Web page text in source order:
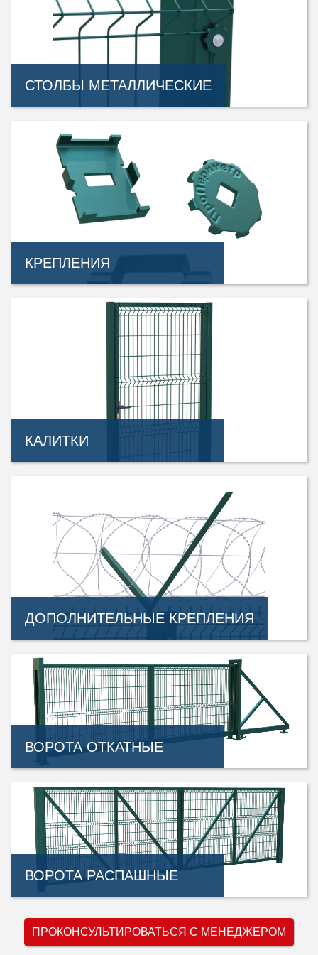
СТОЛБЫ МЕТАЛЛИЧЕСКИЕ
КРЕПЛЕНИЯ
КАЛИТКИ
ДОПОЛНИТЕЛЬНЫЕ КРЕПЛЕНИЯ
ВОРОТА ОТКАТНЫЕ
ВОРОТА РАСПАШНЫЕ
ПРОКОНСУЛЬТИРОВАТЬСЯ С МЕНЕДЖЕРОМ